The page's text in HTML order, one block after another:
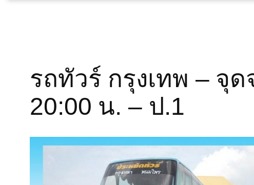
รถทัวร์ กรุงเทพ – จุ
20:00 น. – ป.1